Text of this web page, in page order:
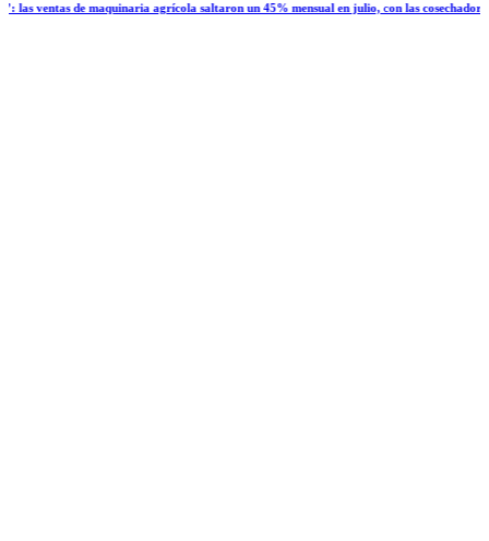
agrícola saltaron un 45% mensual en julio, con las cosechadoras liderando el